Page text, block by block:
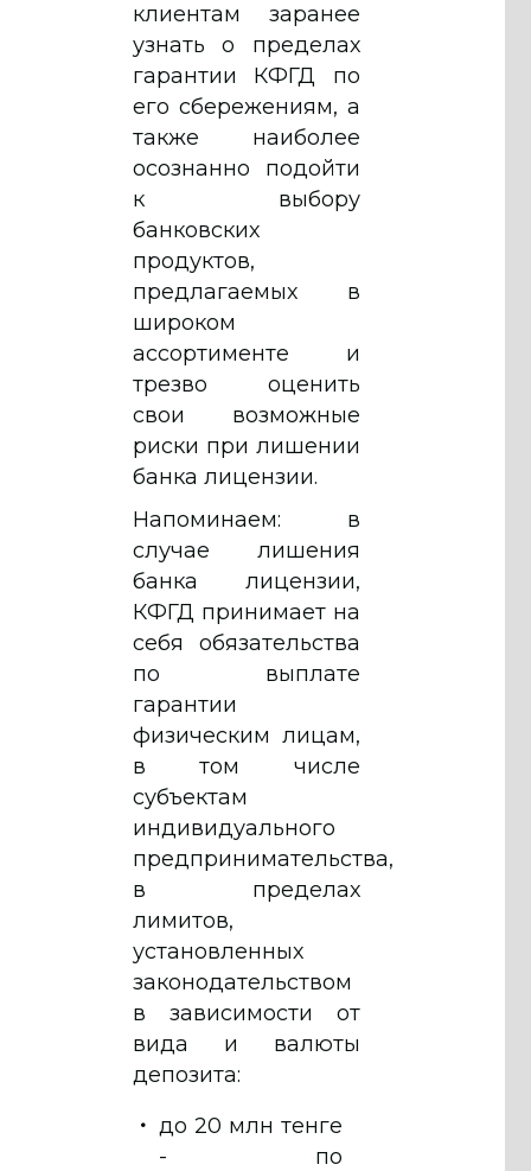
клиентам заранее
узнать о пределах
гарантии КФГД по
его сбережениям, а
также наиболее
осознанно подойти
к выбору
банковских
продуктов,
предлагаемых в
широком
ассортименте и
трезво оценить
свои возможные
риски при лишении
банка лицензии.
Напоминаем: в
случае лишения
банка лицензии,
КФГД принимает на
себя обязательства
по выплате
гарантии
физическим лицам,
в том числе
субъектам
индивидуального
предпринимательства,
в пределах
лимитов,
установленных
законодательством
в зависимости от
вида и валюты
депозита:
до 20 млн тенге
- по